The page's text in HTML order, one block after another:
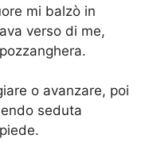
mi balzò in
verso di me,
o avanzare, poi
seduta